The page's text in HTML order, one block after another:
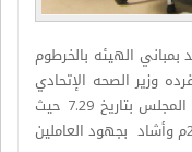
2012م الذي عقد بمباني الهيئه بالخرطوم
وزير الصحه الإتحادي
ورئيس مجلس الإداره وبحضور جميع اعضاء المجلس بتاريخ 7.29 حيث
أجاز المجلس تقرير الاداء السنوي للعام 2011م وأشاد بجهود العاملين